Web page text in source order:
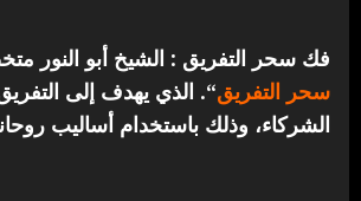
فك سحر التفريق : الشيخ أبو النور
سحر التفريق“. الذي يهدف إلى
الشركاء، وذلك باستخدام أساليب